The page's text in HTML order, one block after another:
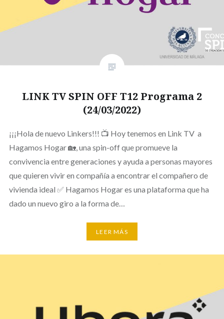
LINK TV SPIN OFF T12 Programa 2
(24/03/2022)
¡¡¡Hola de nuevo Linkers!!! 📺 Hoy tenemos en Link TV a
Hagamos Hogar 🏡, una spin-off que promueve la
convivencia entre generaciones y ayuda a personas mayores
que quieren vivir en compañía a encontrar el compañero de
vivienda ideal ✅ Hagamos Hogar es una plataforma que ha
dado un nuevo giro a la forma de…
LEER MÁS